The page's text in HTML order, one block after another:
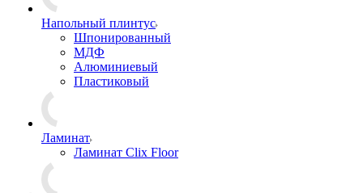
Напольный плинтус
Шпонированный
МДФ
Алюминиевый
Пластиковый
Ламинат
Ламинат Clix Floor